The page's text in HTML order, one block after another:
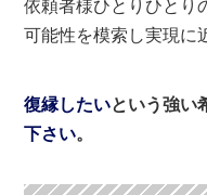
依頼者様ひとりひとり
可能性を模索し実現に
復縁したいという強い
下さい。